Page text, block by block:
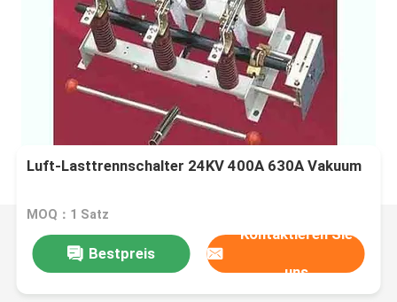
Luft-Lasttrennschalter 24KV 400A 630A Vakuum
MOQ：1 Satz
Bestpreis
Kontaktieren Sie
uns